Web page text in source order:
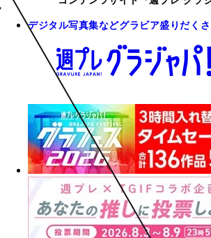
デジタル写真集などグラビア盛りだく